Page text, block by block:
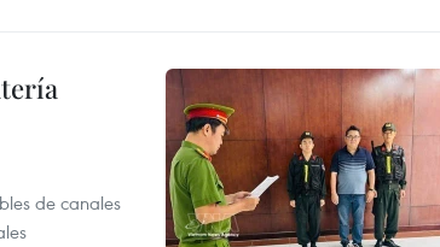
de canales